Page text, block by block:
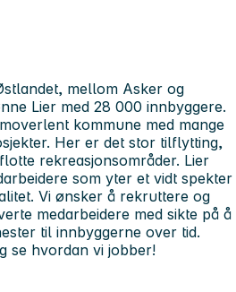
mellom Asker og
Lier med 28 000 innbyggere.
kommune med mange
Her er det stor tilflytting,
rekreasjonsområder. Lier
som yter et vidt spekter
Vi ønsker å rekruttere og
medarbeidere med sikte på å
til innbyggerne over tid.
se hvordan vi jobber!